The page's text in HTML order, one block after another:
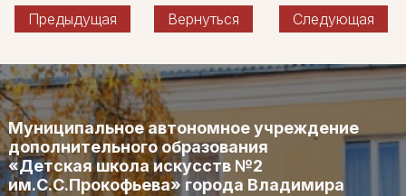
Предыдущая Вернуться Следующая
Муниципальное автономное учреждение
дополнительного образования
«Детская школа искусств №2
им.С.С.Прокофьева» города Владимира